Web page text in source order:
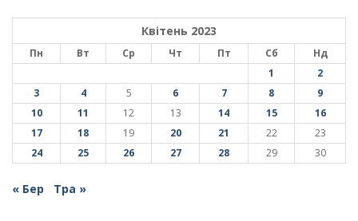
Квітень 2023
Пн Вт Ср Чт Пт Сб
Нд
1
2
3
4 5 6 7 8
9
10
11 12 13 14 15
16
17
18 19 20 21 22
23
24
25 26 27 28 29 30
« Бер Тра »